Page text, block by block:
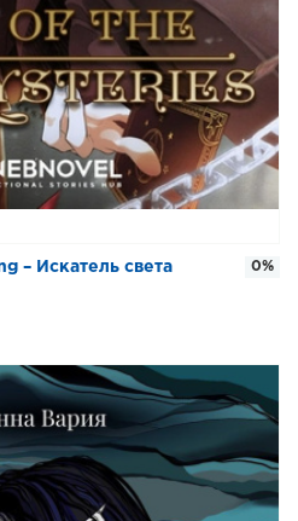
– Искатель света 0%